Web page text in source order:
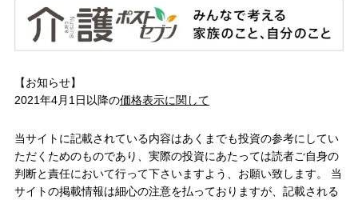
【お知らせ】
2021年4月1日以降の価格表示に関して
当サイトに記載されている内容はあくまでも投資の参考にしてい
ただくためのものであり、実際の投資にあたっては読者ご自身の
判断と責任において行って下さいますよう、お願い致します。 当
サイトの掲載情報は細心の注意を払っておりますが、記載される